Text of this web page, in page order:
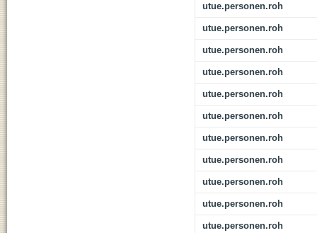
utue.personen.roh
utue.personen.roh
utue.personen.roh
utue.personen.roh
utue.personen.roh
utue.personen.roh
utue.personen.roh
utue.personen.roh
utue.personen.roh
utue.personen.roh
utue.personen.roh